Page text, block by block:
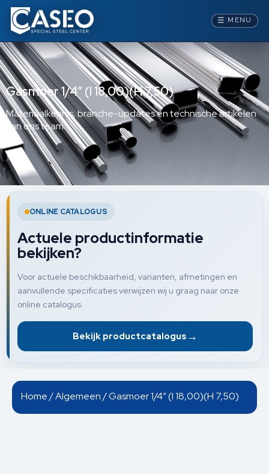
☰ MENU
Gasmoer 1/4” (I 18,00)(H 7,50)
Materiaalkennis, branche-updates en technische artikelen
van ons team.
ONLINE CATALOGUS
Actuele productinformatie
bekijken?
Voor actuele beschikbaarheid, varianten, afmetingen en
aanvullende specificaties verwijzen wij u graag naar onze
online catalogus.
Bekijk productcatalogus →
Home/Algemeen/ Gasmoer 1/4” (I 18,00)(H 7,50)